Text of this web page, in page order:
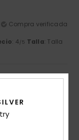
Compra verificada
: 4/5 Talla: Talla